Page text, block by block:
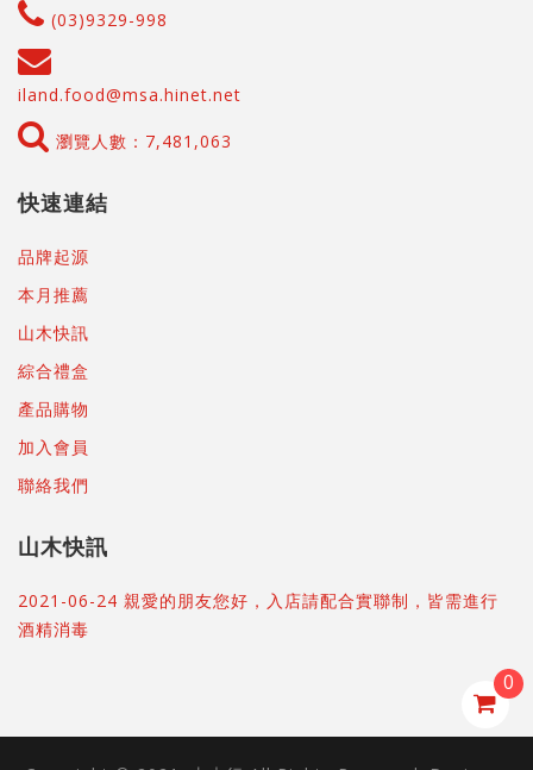
0
(03)9329-998
iland.food@msa.hinet.net
瀏覽人數：7,481,063
快速連結
品牌起源
本月推薦
山木快訊
綜合禮盒
產品購物
加入會員
聯絡我們
山木快訊
2021-06-24 親愛的朋友您好，入店請配合實聯制，皆需進行
酒精消毒